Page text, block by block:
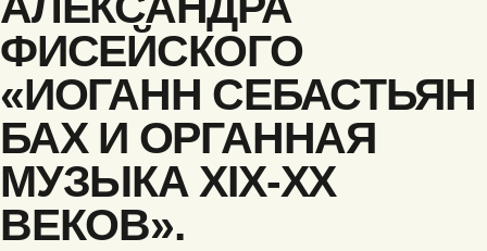
ФИСЕЙСКОГО
«ИОГАНН СЕБАСТЬЯН
БАХ И ОРГАННАЯ
МУЗЫКА XIX-XX
ВЕКОВ».